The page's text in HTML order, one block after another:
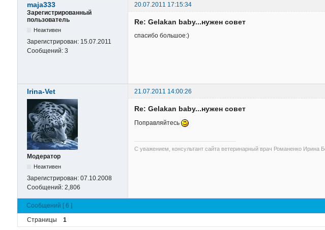
maja333
20.07.2011 17:15:34
Зарегистрированный
пользователь
Неактивен
Зарегистрирован: 15.07.2011
Сообщений: 3
Re: Gelakan baby...нужен совет
спасибо большое:)
Irina-Vet 21.07.2011 14:00:26
Модератор
Неактивен
Зарегистрирован: 07.10.2008
Сообщений: 2,806
Re: Gelakan baby...нужен совет
Поправляйтесь
С уважением, консультант сайта ветеринарный врач Романенко Ирина
Сообщений [ 6 ]
Страницы
1